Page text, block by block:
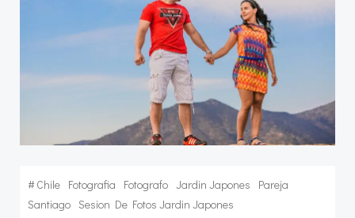
#Chile Fotografia Fotografo Jardin Japones
Pareja
Santiago Sesion De Fotos Jardin Japones